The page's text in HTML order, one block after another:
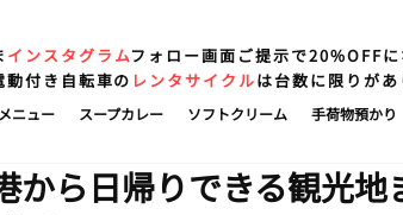
インスタグラムフォロー画面ご提示で20%OFF
動付き自転車の レンタサイクルは台数に限りがあ
メニュー スープカレー ソフトクリーム 手荷物預かり
から日帰りできる観光地